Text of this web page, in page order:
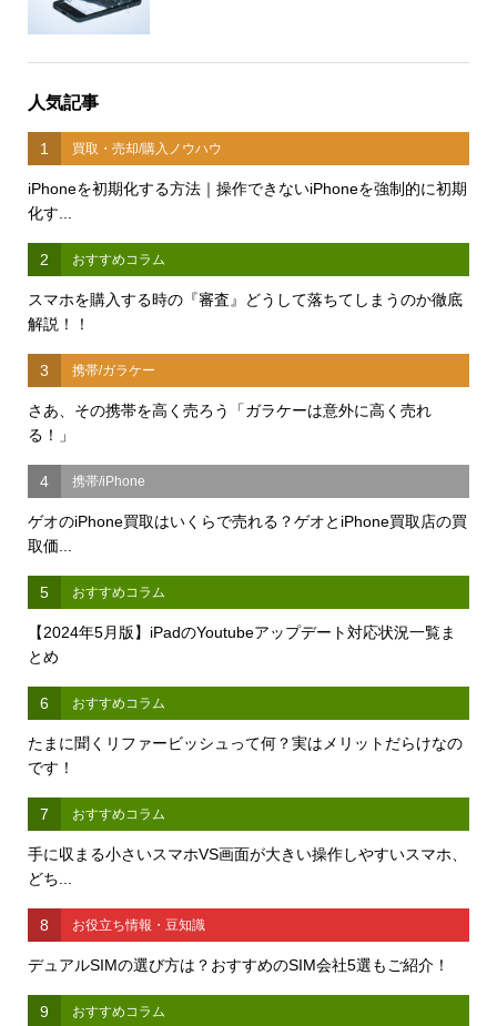
人気記事
1 買取・売却/購入ノウハウ
iPhoneを初期化する方法｜操作できないiPhoneを強制的に初期
化す...
2 おすすめコラム
スマホを購入する時の『審査』どうして落ちてしまうのか徹底
解説！！
3 携帯/ガラケー
さあ、その携帯を高く売ろう「ガラケーは意外に高く売れ
る！」
4 携帯/iPhone
ゲオのiPhone買取はいくらで売れる？ゲオとiPhone買取店の買
取価...
5 おすすめコラム
【2024年5月版】iPadのYoutubeアップデート対応状況一覧ま
とめ
6 おすすめコラム
たまに聞くリファービッシュって何？実はメリットだらけなの
です！
7 おすすめコラム
手に収まる小さいスマホVS画面が大きい操作しやすいスマホ、
どち...
8 お役立ち情報・豆知識
デュアルSIMの選び方は？おすすめのSIM会社5選もご紹介！
9 おすすめコラム